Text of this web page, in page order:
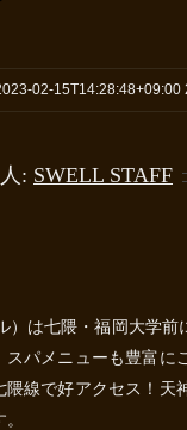
02-15T14:28:48+09:00
: SWELL STAFF
）は七隈・福岡大学前
スパメニューも豊富に
隈線で好アクセス！天